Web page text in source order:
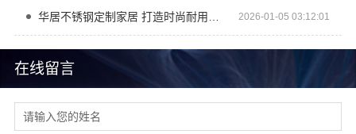
在线留言
2026-01-05 03:12:01